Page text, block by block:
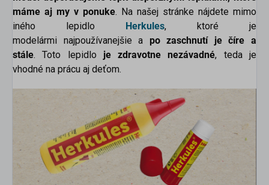
máme aj my v ponuke. Na našej stránke nájdete mimo
iného lepidlo Herkules, ktoré je
modelármi najpoužívanejšie a po zaschnutí je číre a
stále. Toto lepidlo je zdravotne nezávadné, teda je
vhodné na prácu aj deťom.